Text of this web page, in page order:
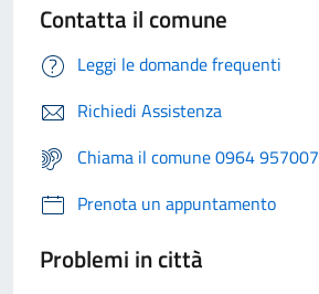
Contatta il comune
Leggi le domande frequenti
Richiedi Assistenza
Chiama il comune 0964 957007
Prenota un appuntamento
Problemi in città